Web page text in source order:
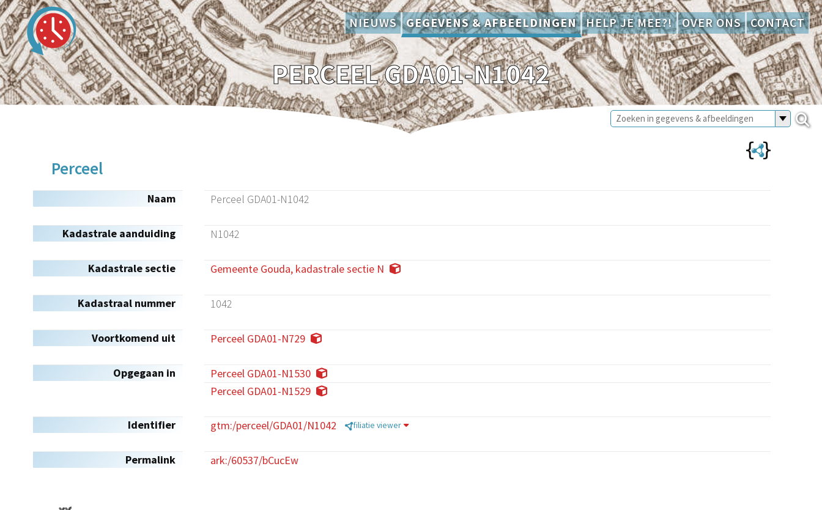
NIEUWS GEGEVENS & AFBEELDINGEN HELP JE MEE?! OVER ONS CONTACT
PERCEEL GDA01-N1042
Perceel
Naam Perceel GDA01-N1042
Kadastrale aanduiding N1042
Kadastrale sectie Gemeente Gouda, kadastrale sectie N
Kadastraal nummer 1042
Voortkomend uit Perceel GDA01-N729
Opgegaan in
Perceel GDA01-N1530
Perceel GDA01-N1529
Identifier gtm:/perceel/GDA01/N1042 filiatie viewer
Permalink ark:/60537/bCucEw